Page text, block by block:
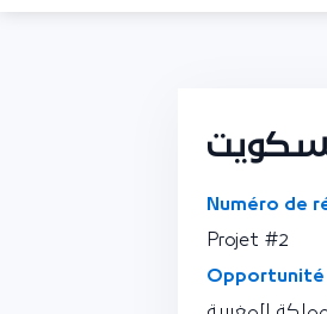
Numéro de
Projet #2
Opportunité